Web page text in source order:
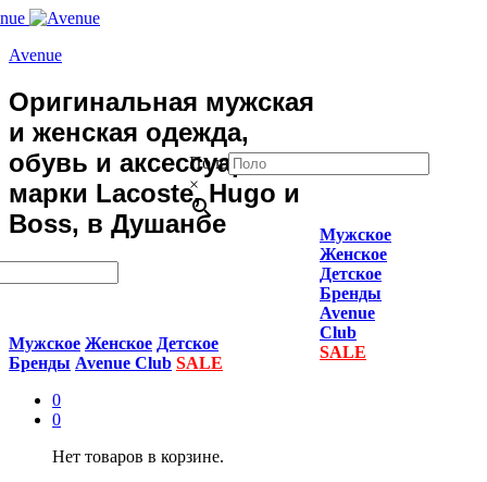
Avenue
Оригинальная мужская
и женская одежда,
обувь и аксессуары
марки Lacoste, Hugo и
Boss, в Душанбе
Мужское Женское Детское
Бренды Avenue Club SALE
0
0
Нет товаров в корзине.
Поло
×
Мужское
Женское
Детское
Бренды
Avenue
Club
SALE